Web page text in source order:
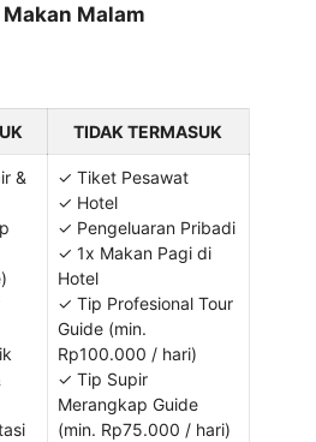
Makan Malam
TIDAK TERMASUK
&
✓ Tiket Pesawat
✓ Hotel
✓ Pengeluaran Pribadi
✓ 1x Makan Pagi di
Hotel
✓ Tip Profesional Tour
Guide (min.
Rp100.000 / hari)
✓ Tip Supir
Merangkap Guide
(min. Rp75.000 / hari)